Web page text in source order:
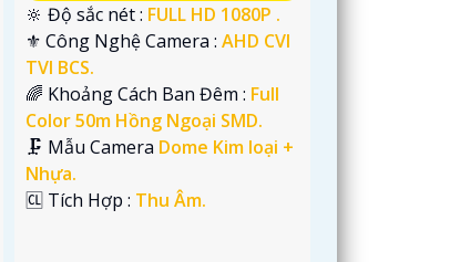
🔆 Độ sắc nét : FULL HD 1080P .
⚜️ Công Nghệ Camera :AHD CVI
TVI BCS.
🌈 Khoảng Cách Ban Đêm : Full
Color 50m Hồng Ngoại SMD.
🗜️ Mẫu Camera Dome Kim loại +
Nhựa.
️🆑 Tích Hợp : Thu Âm.